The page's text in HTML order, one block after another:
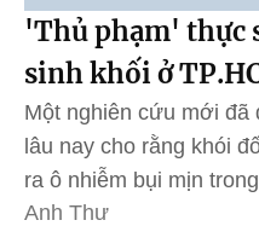
'Thủ phạm' thực
sinh khối ở
Một nghiên cứu mới đã
lâu nay cho rằng khói
ra ô nhiễm bụi mịn
Anh Thư